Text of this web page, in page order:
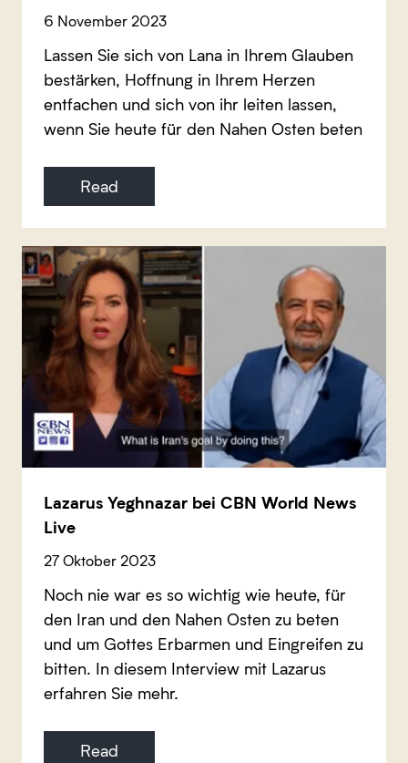
6 November 2023
Lassen Sie sich von Lana in Ihrem Glauben
bestärken, Hoffnung in Ihrem Herzen
entfachen und sich von ihr leiten lassen,
wenn Sie heute für den Nahen Osten beten
Read
Lazarus Yeghnazar bei CBN World News
Live
27 Oktober 2023
Noch nie war es so wichtig wie heute, für
den Iran und den Nahen Osten zu beten
und um Gottes Erbarmen und Eingreifen zu
bitten. In diesem Interview mit Lazarus
erfahren Sie mehr.
Read